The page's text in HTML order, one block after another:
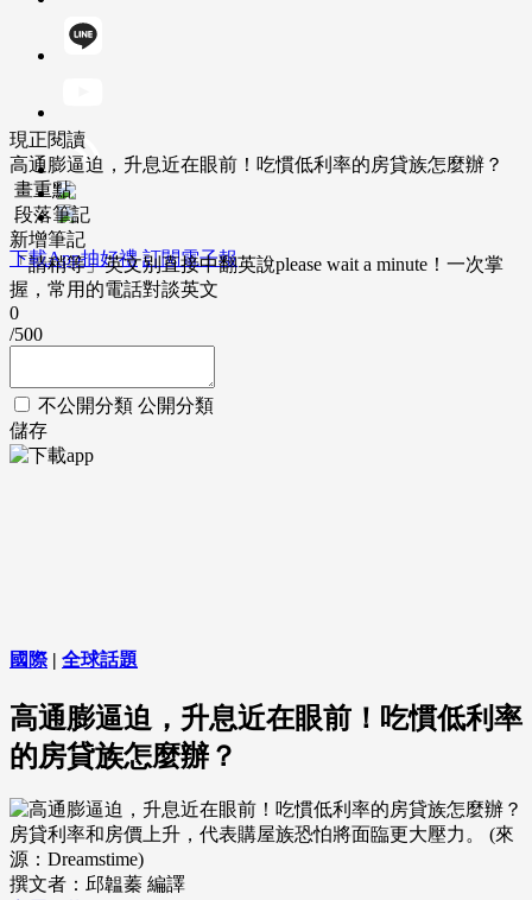
下載App抽好禮 訂閱電子報
現正閱讀
高通膨逼迫，升息近在眼前！吃慣低利率的房貸族怎麼辦？
畫重點
段落筆記
新增筆記
「請稍等」英文別直接中翻英說please wait a minute！一次掌
握，常用的電話對談英文
0
/500
不公開分類 公開分類
儲存
國際| 全球話題
高通膨逼迫，升息近在眼前！吃慣低利率
的房貸族怎麼辦？
房貸利率和房價上升，代表購屋族恐怕將面臨更大壓力。 (來
源：Dreamstime)
撰文者：邱韞蓁 編譯